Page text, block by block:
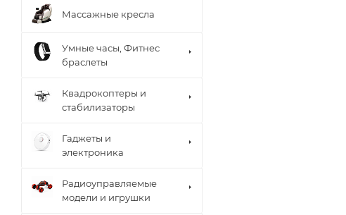
Массажные кресла
Умные часы, Фитнес
браслеты
Квадрокоптеры и
стабилизаторы
Гаджеты и
электроника
Радиоуправляемые
модели и игрушки